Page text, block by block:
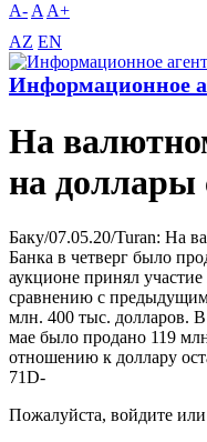
A- A A+
AZ EN
Информационное
На
на доллары
Баку/07.05.20/Turan: На
Банка в четверг было
аукционе принял
сравнению с
млн. 400 тыс. долларов.
мае было продано 119
отношению к доллару
71D-
Пожалуйста, войдите